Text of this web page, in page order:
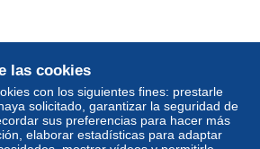
(tamaño normal)
2,20 €
de este vendedor
las cookies
con los siguientes fines: prestarle
solicitado, garantizar la seguridad de
sus preferencias para hacer más
elaborar estadísticas para adaptar